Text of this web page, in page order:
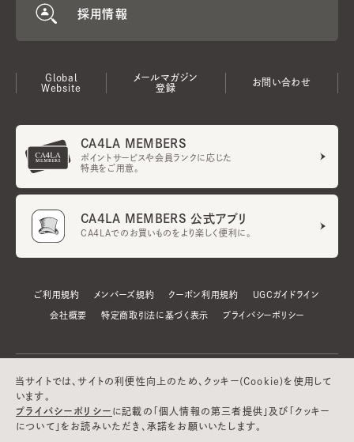
採用情報
Global
Website
メールマガジン
登録
お問い合わせ
CA4LA MEMBERS
ポイントサービスや会員ランクに応じた
特典をご用意。
CA4LA MEMBERS 公式アプリ
CA4LAでのお買いものをより楽しく便利に。
ご利用規約 メンバーズ規約 クーポン利用規約 UGCガイドライン
会社概要 特定商取引法に基づく表示 プライバシーポリシー
当サイトでは、サイトの利便性向上のため、クッキー(Cookie)を使用して
います。
プライバシーポリシー に記載の「個人情報の第三者提供」及び「クッキー
について」をお読みいただき、承諾をお願いいたします。